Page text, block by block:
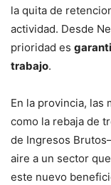
la quita de
actividad. Desde
prioridad es
trabajo.
En la provincia, las
como la rebaja de
de Ingresos
aire a un sector
este nuevo